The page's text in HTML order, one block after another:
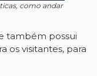
como andar
também possui
os visitantes, para